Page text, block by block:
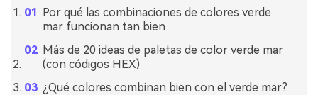
Por qué las combinaciones de colores verde
mar funcionan tan bien
Más de 20 ideas de paletas de color verde mar
(con códigos HEX)
¿Qué colores combinan bien con el verde mar?